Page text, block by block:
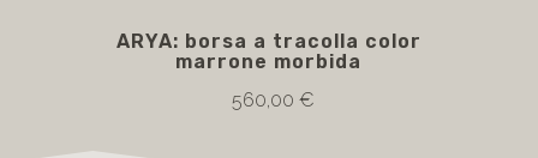
ARYA: borsa a tracolla color
marrone morbida
560,00 €